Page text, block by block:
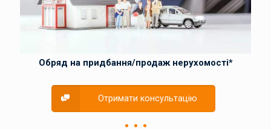
Обряд на придбання/продаж нерухомості*
Отримати консультацію